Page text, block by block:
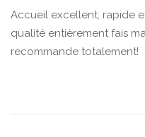
Accueil excellent, rapide
qualité entièrement fais
recommande totalement!